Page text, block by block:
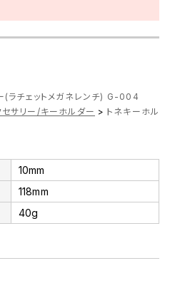
(ラチェットメガネレンチ) G-004
セサリー/キーホルダー > トネキーホル
10mm
118mm
40g